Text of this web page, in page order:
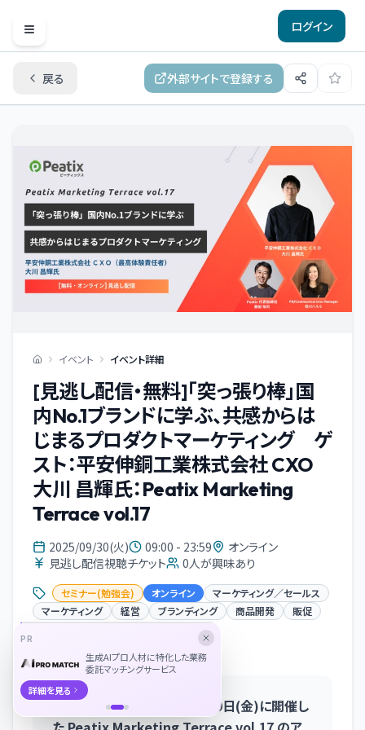
Open menu
ログイン
戻る 外部サイトで登録する
イベント イベント詳細
[見逃し配信・無料]「突っ張り棒」国
内No.1ブランドに学ぶ、共感からは
じまるプロダクトマーケティング ゲ
スト：平安伸銅工業株式会社 CXO
大川 昌輝氏：Peatix Marketing
Terrace vol.17
2025/09/30(火) 09:00 - 23:59
オンライン
見逃し配信視聴チケット
0人が興味あり
セミナー(勉強会) オンライン
マーケティング／セールス
マーケティング
経営 ブランディング 商品開発 販促
イベント概要
＜本イベントは、2025年8月29日(金)に開催し
PR
生成AIプロ人材に特化した業務
委託マッチングサービス
詳細を見る